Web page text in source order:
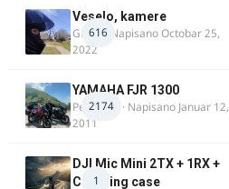
616
Veselo, kamere
GR 46· NapisanoOctobar 25,
2022
2174
YAMAHA FJR 1300
Petartdm · Napisano Januar 12,
2011
1
DJI Mic Mini 2TX + 1RX +
Charging case